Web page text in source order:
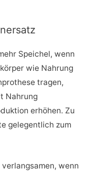
Speichel, wenn
wie Nahrung
tragen,
Nahrung
erhöhen. Zu
gelegentlich zum
wenn